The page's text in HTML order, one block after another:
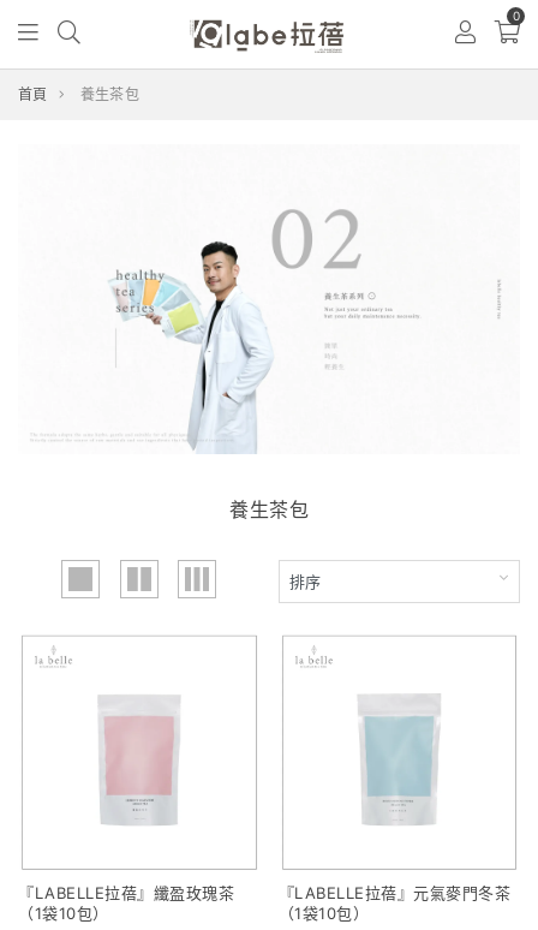
0
首頁 養生茶包
養生茶包
『LABELLE拉蓓』纖盈玫瑰茶
（1袋10包）
『LABELLE拉蓓』元氣麥門冬茶
（1袋10包）